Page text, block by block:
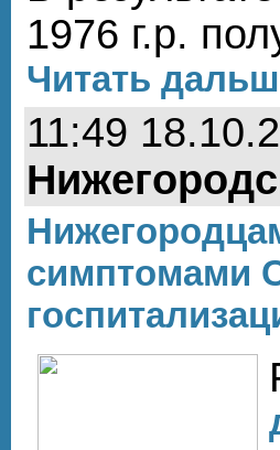
1976 г.р.
Читать
11:49
симптомами